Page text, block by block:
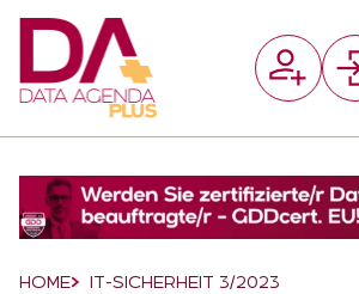
Breadcrumb-Navigation
HOME IT-SICHERHEIT 3/2023